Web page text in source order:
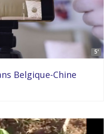
5'
Belgique-Chine